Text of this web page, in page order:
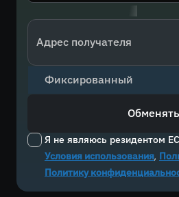
Адрес получателя
Я не являюсь резидентом
Условия использования,
Политику
Фиксированный
Обменять